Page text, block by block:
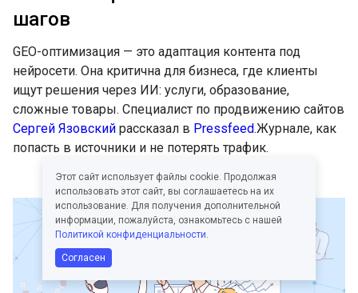
шагов
GEO-оптимизация — это адаптация контента под
нейросети. Она критична для бизнеса, где клиенты
ищут решения через ИИ: услуги, образование,
сложные товары. Специалист по продвижению сайтов
Сергей Язовский рассказал в Pressfeed.Журнале, как
попасть в источники и не потерять трафик.
Этот сайт использует файлы cookie. Продолжая
использовать этот сайт, вы соглашаетесь на их
использование. Для получения дополнительной
информации, пожалуйста, ознакомьтесь с нашей
Политикой конфиденциальности.
Согласен